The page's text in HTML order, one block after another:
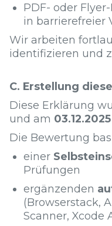
PDF- oder
in barrierefreier
Wir arbeiten
identifizieren und
C. Erstellung
Diese Erklärung
und am 03.12.2025
Die Bewertung
einer
Prüfungen
ergänzenden
(Browserstack,
Scanner, Xcode